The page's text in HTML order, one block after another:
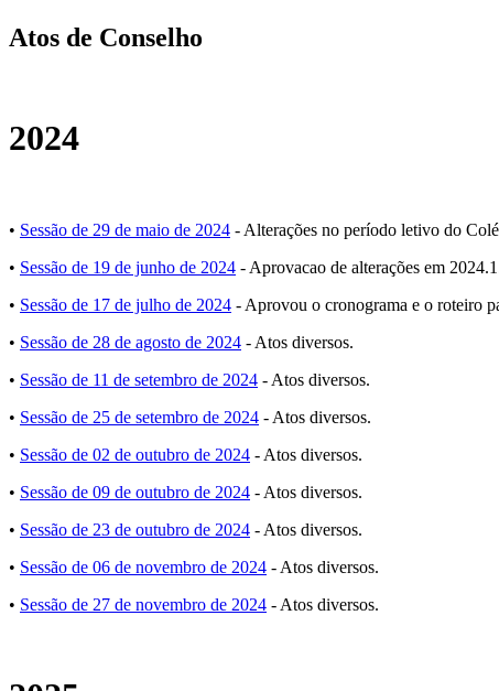
Atos de Conselho
2024
• Sessão de 29 de maio de 2024 - Alterações no período letivo do
• Sessão de 19 de junho de 2024 - Aprovacao de alterações em
• Sessão de 17 de julho de 2024 - Aprovou o cronograma e o roteiro
• Sessão de 28 de agosto de 2024 - Atos diversos.
• Sessão de 11 de setembro de 2024 - Atos diversos.
• Sessão de 25 de setembro de 2024 - Atos diversos.
• Sessão de 02 de outubro de 2024 - Atos diversos.
• Sessão de 09 de outubro de 2024 - Atos diversos.
• Sessão de 23 de outubro de 2024 - Atos diversos.
• Sessão de 06 de novembro de 2024 - Atos diversos.
• Sessão de 27 de novembro de 2024 - Atos diversos.